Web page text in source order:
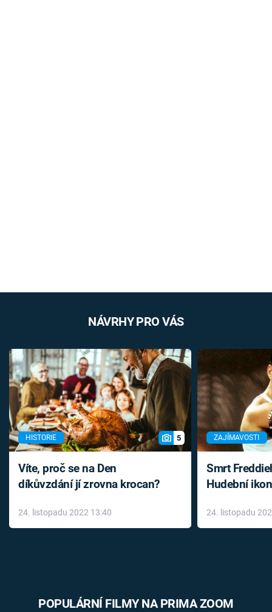
NÁVRHY PRO VÁS
HISTORIE 5
Víte, proč se na Den
díkůvzdání jí zrovna krocan?
24. listopadu 2022 13:40
ZAJÍMAVOSTI
Smrt
Hudební
léky
24. listopadu
POPULÁRNÍ FILMY NA PRIMA ZOOM